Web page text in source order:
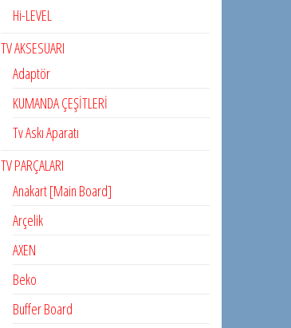
Hi-LEVEL
TV AKSESUARI
Adaptör
KUMANDA ÇEŞİTLERİ
Tv Askı Aparatı
TV PARÇALARI
Anakart [Main Board]
Arçelik
AXEN
Beko
Buffer Board